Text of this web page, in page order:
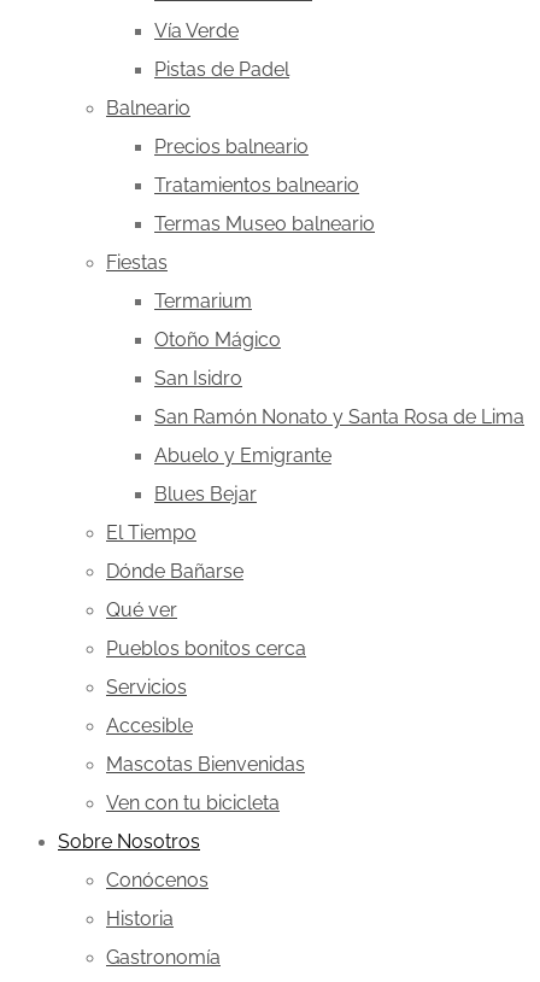
Vía Verde
Pistas de Padel
Balneario
Precios balneario
Tratamientos balneario
Termas Museo balneario
Fiestas
Termarium
Otoño Mágico
San Isidro
San Ramón Nonato y Santa Rosa de Lima
Abuelo y Emigrante
Blues Bejar
El Tiempo
Dónde Bañarse
Qué ver
Pueblos bonitos cerca
Servicios
Accesible
Mascotas Bienvenidas
Ven con tu bicicleta
Sobre Nosotros
Conócenos
Historia
Gastronomía